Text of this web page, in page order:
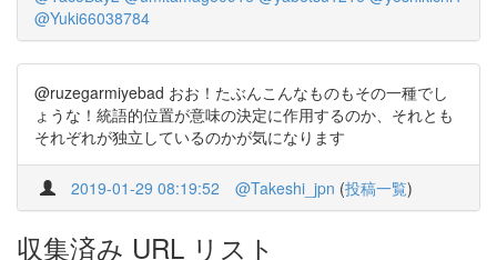
@Yuki66038784
@ruzegarmiyebad おお！たぶんこんなものもその一種でし
ょうな！統語的位置が意味の決定に作用するのか、それとも
それぞれが独立しているのかが気になります
2019-01-29 08:19:52 @Takeshi_jpn (投稿一覧)
収集済み URL リスト